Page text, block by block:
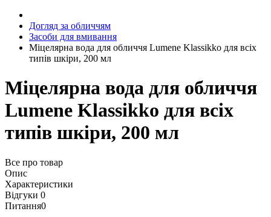
Догляд за обличчям
Засоби для вмивання
Міцелярна вода для обличчя Lumene Klassikko для всіх
типів шкіри, 200 мл
Міцелярна вода для обличчя
Lumene Klassikko для всіх
типів шкіри, 200 мл
Все про товар
Опис
Характеристики
Відгуки 0
Питання0